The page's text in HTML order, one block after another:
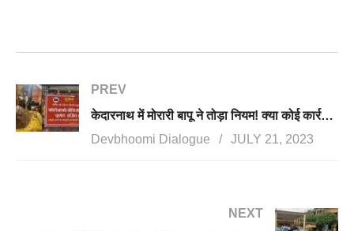
PREV
केदारनाथ में मोरारी बापू ने तोड़ा नियम! क्या कोई कार्रवाई करेगी बीकेटीसी?
Devbhoomi Dialogue
JULY 21, 2023
NEXT